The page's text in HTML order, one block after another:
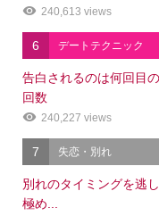
240,613 views
6 デートテクニック
告白されるのは何回目
回数
240,227 views
7 失恋・別れ
別れのタイミングを逃
極め...